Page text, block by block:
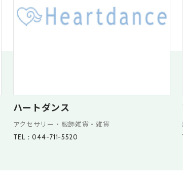
ハートダンス
アクセサリー・服飾雑貨・雑貨
TEL：044-711-5520